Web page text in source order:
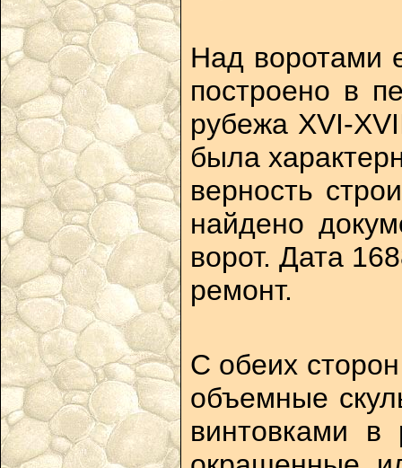
Над воротами
построено в
рубежа XVI-
была
верность
найдено
ворот. Дата
ремонт.
С обеих
объемные
винтовками